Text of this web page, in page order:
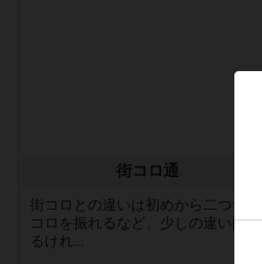
街コロ通
街コロとの違いは初めから二つサイ
コロを振れるなど、少しの違いはあ
るけれ...